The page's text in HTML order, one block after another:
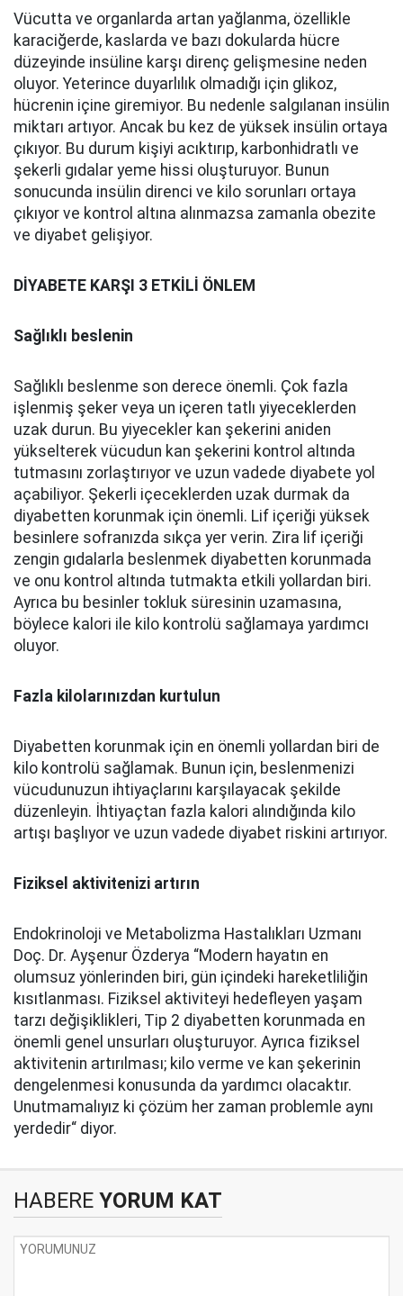
Vücutta ve organlarda artan yağlanma, özellikle
karaciğerde, kaslarda ve bazı dokularda hücre
düzeyinde insüline karşı direnç gelişmesine neden
oluyor. Yeterince duyarlılık olmadığı için glikoz,
hücrenin içine giremiyor. Bu nedenle salgılanan insülin
miktarı artıyor. Ancak bu kez de yüksek insülin ortaya
çıkıyor. Bu durum kişiyi acıktırıp, karbonhidratlı ve
şekerli gıdalar yeme hissi oluşturuyor. Bunun
sonucunda insülin direnci ve kilo sorunları ortaya
çıkıyor ve kontrol altına alınmazsa zamanla obezite
ve diyabet gelişiyor.
DİYABETE KARŞI 3 ETKİLİ ÖNLEM
Sağlıklı beslenin
Sağlıklı beslenme son derece önemli. Çok fazla
işlenmiş şeker veya un içeren tatlı yiyeceklerden
uzak durun. Bu yiyecekler kan şekerini aniden
yükselterek vücudun kan şekerini kontrol altında
tutmasını zorlaştırıyor ve uzun vadede diyabete yol
açabiliyor. Şekerli içeceklerden uzak durmak da
diyabetten korunmak için önemli. Lif içeriği yüksek
besinlere sofranızda sıkça yer verin. Zira lif içeriği
zengin gıdalarla beslenmek diyabetten korunmada
ve onu kontrol altında tutmakta etkili yollardan biri.
Ayrıca bu besinler tokluk süresinin uzamasına,
böylece kalori ile kilo kontrolü sağlamaya yardımcı
oluyor.
Fazla kilolarınızdan kurtulun
Diyabetten korunmak için en önemli yollardan biri de
kilo kontrolü sağlamak. Bunun için, beslenmenizi
vücudunuzun ihtiyaçlarını karşılayacak şekilde
düzenleyin. İhtiyaçtan fazla kalori alındığında kilo
artışı başlıyor ve uzun vadede diyabet riskini artırıyor.
Fiziksel aktivitenizi artırın
Endokrinoloji ve Metabolizma Hastalıkları Uzmanı
Doç. Dr. Ayşenur Özderya “Modern hayatın en
olumsuz yönlerinden biri, gün içindeki hareketliliğin
kısıtlanması. Fiziksel aktiviteyi hedefleyen yaşam
tarzı değişiklikleri, Tip 2 diyabetten korunmada en
önemli genel unsurları oluşturuyor. Ayrıca fiziksel
aktivitenin artırılması; kilo verme ve kan şekerinin
dengelenmesi konusunda da yardımcı olacaktır.
Unutmamalıyız ki çözüm her zaman problemle aynı
yerdedir“ diyor.
HABERE YORUM KAT